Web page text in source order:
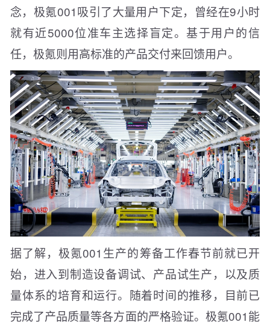
念，极氪001吸引了大量用户下定，曾经在9小时
就有近5000位准车主选择盲定。基于用户的信
任，极氪则用高标准的产品交付来回馈用户。
据了解，极氪001生产的筹备工作春节前就已开
始，进入到制造设备调试、产品试生产，以及质
量体系的培育和运行。随着时间的推移，目前已
完成了产品质量等各方面的严格验证。极氪001能